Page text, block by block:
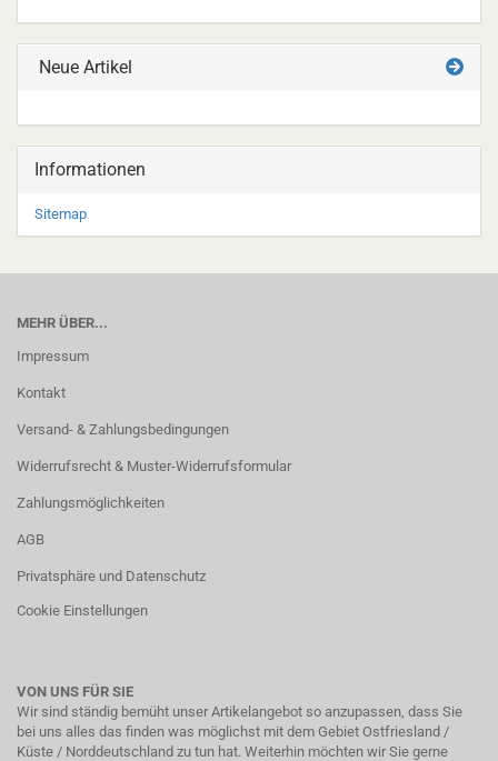
EIN.
Neue Artikel
Informationen
Sitemap
MEHR ÜBER...
Impressum
Kontakt
Versand- & Zahlungsbedingungen
Widerrufsrecht & Muster-Widerrufsformular
Zahlungsmöglichkeiten
AGB
Privatsphäre und Datenschutz
Cookie Einstellungen
VON UNS FÜR SIE
Wir sind ständig bemüht unser Artikelangebot so anzupassen, dass Sie
bei uns alles das finden was möglichst mit dem Gebiet Ostfriesland /
Küste / Norddeutschland zu tun hat. Weiterhin möchten wir Sie gerne